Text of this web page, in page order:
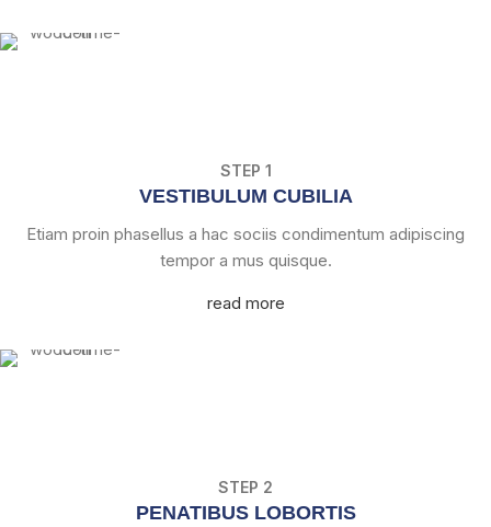
STEP 1
VESTIBULUM CUBILIA
Etiam proin phasellus a hac sociis condimentum adipiscing
tempor a mus quisque.
read more
STEP 2
PENATIBUS LOBORTIS